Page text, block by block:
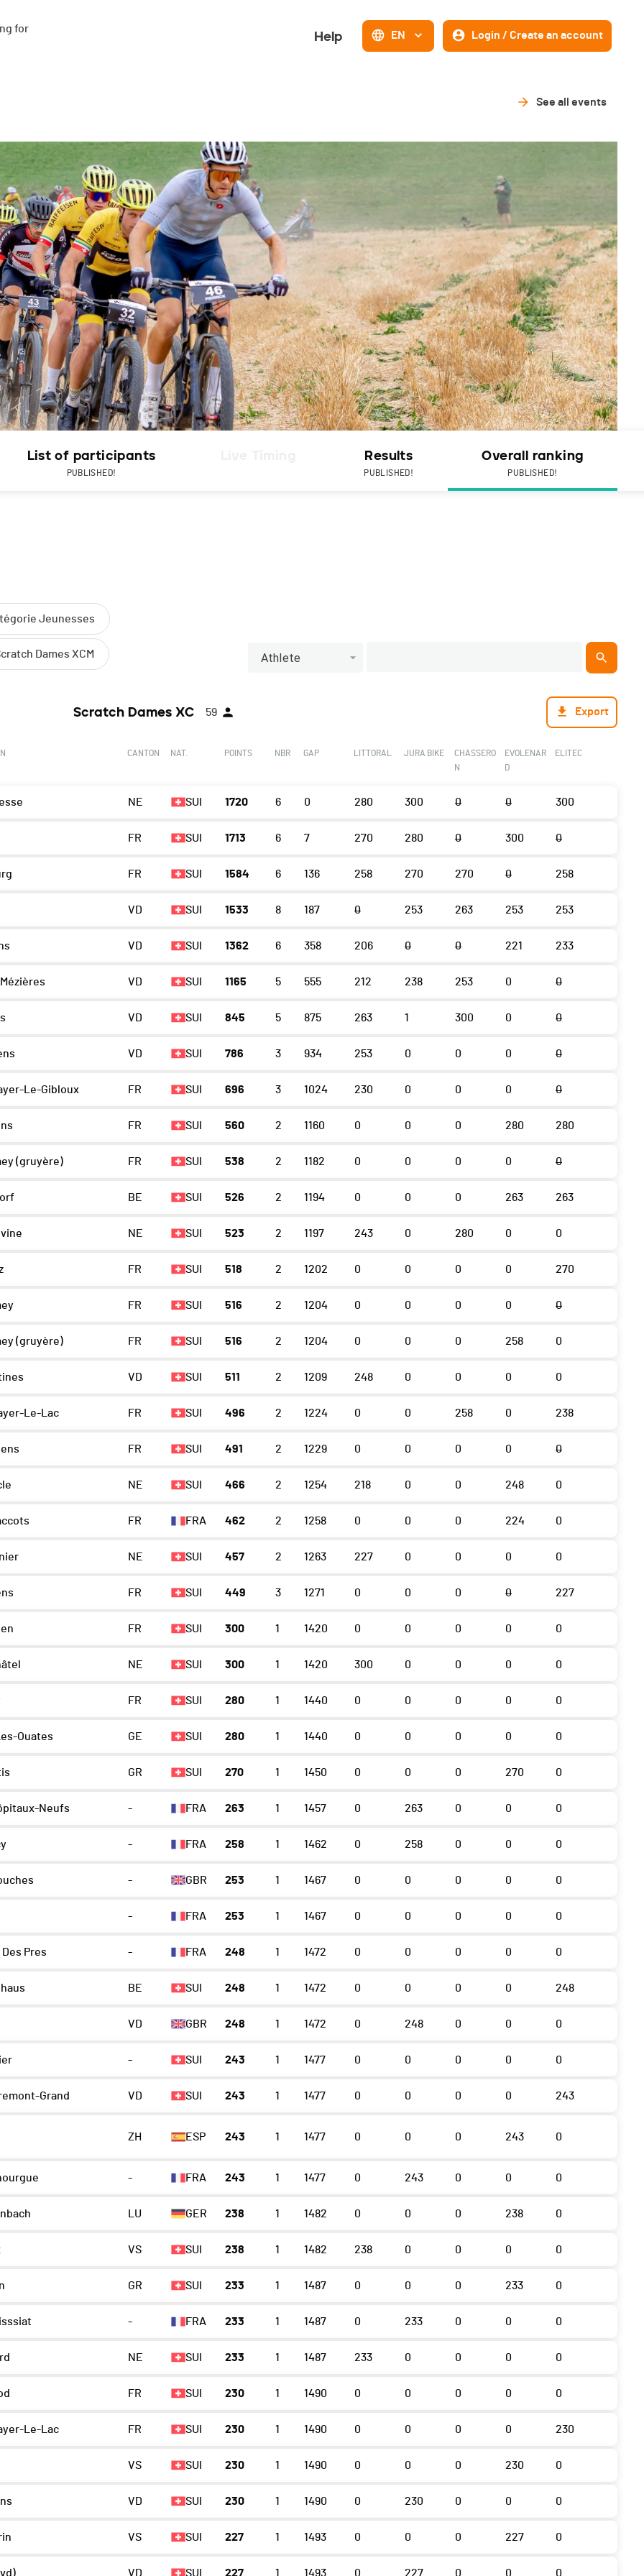
for
Help EN Login / Create an account
See all events
List of participants
PUBLISHED!
Results
PUBLISHED!
Overall ranking
PUBLISHED!
Jeunesses
Dames XCM Athlete
Scratch Dames XC 59 Export
CANTON NAT. POINTS NBR GAP LITTORAL JURA BIKE
CHASSERO
N
EVOLENAR
D
ELITEC
NE SUI 1720 6 0 280 300 0 0 300
FR SUI 1713 6 7 270 280 0 300 0
FR SUI 1584 6 136 258 270 270 0 258
VD SUI 1533 8 187 0 253 263 253 253
VD SUI 1362 6 358 206 0 0 221 233
VD SUI 1165 5 555 212 238 253 0 0
VD SUI 845 5 875 263 1 300 0 0
VD SUI 786 3 934 253 0 0 0 0
Le-Gibloux FR SUI 696 3 1024 230 0 0 0 0
FR SUI 560 2 1160 0 0 0 280 280
(gruyère) FR SUI 538 2 1182 0 0 0 0 0
BE SUI 526 2 1194 0 0 0 263 263
NE SUI 523 2 1197 243 0 280 0 0
FR SUI 518 2 1202 0 0 0 0 270
FR SUI 516 2 1204 0 0 0 0 0
(gruyère) FR SUI 516 2 1204 0 0 0 258 0
VD SUI 511 2 1209 248 0 0 0 0
Le-Lac FR SUI 496 2 1224 0 0 258 0 238
FR SUI 491 2 1229 0 0 0 0 0
NE SUI 466 2 1254 218 0 0 248 0
FR FRA 462 2 1258 0 0 0 224 0
NE SUI 457 2 1263 227 0 0 0 0
FR SUI 449 3 1271 0 0 0 0 227
FR SUI 300 1 1420 0 0 0 0 0
NE SUI 300 1 1420 300 0 0 0 0
FR SUI 280 1 1440 0 0 0 0 0
Ouates GE SUI 280 1 1440 0 0 0 0 0
GR SUI 270 1 1450 0 0 0 270 0
Neufs - FRA 263 1 1457 0 263 0 0 0
- FRA 258 1 1462 0 258 0 0 0
- GBR 253 1 1467 0 0 0 0 0
- FRA 253 1 1467 0 0 0 0 0
Des Pres - FRA 248 1 1472 0 0 0 0 0
BE SUI 248 1 1472 0 0 0 0 248
VD GBR 248 1 1472 0 248 0 0 0
- SUI 243 1 1477 0 0 0 0 0
Grand VD SUI 243 1 1477 0 0 0 0 243
ZH ESP 243 1 1477 0 0 0 243 0
- FRA 243 1 1477 0 243 0 0 0
LU GER 238 1 1482 0 0 0 238 0
VS SUI 238 1 1482 238 0 0 0 0
GR SUI 233 1 1487 0 0 0 233 0
- FRA 233 1 1487 0 233 0 0 0
NE SUI 233 1 1487 233 0 0 0 0
FR SUI 230 1 1490 0 0 0 0 0
Le-Lac FR SUI 230 1 1490 0 0 0 0 230
VS SUI 230 1 1490 0 0 0 230 0
VD SUI 230 1 1490 0 230 0 0 0
VS SUI 227 1 1493 0 0 0 227 0
VD SUI 227 1 1493 0 227 0 0 0